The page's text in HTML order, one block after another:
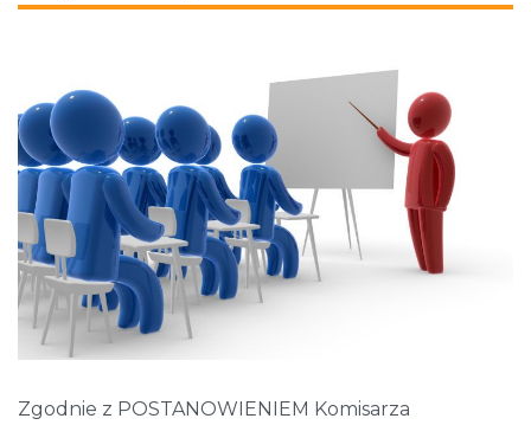
Zgodnie z POSTANOWIENIEM Komisarza